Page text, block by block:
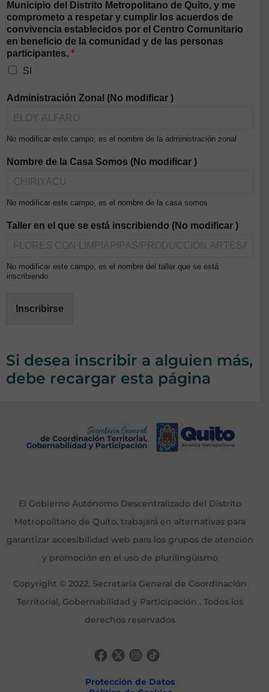
Municipio del Distrito Metropolitano de Quito, y me
comprometo a respetar y cumplir los acuerdos de
convivencia establecidos por el Centro Comunitario
en beneficio de la comunidad y de las personas
participantes. *
SI
Administración Zonal (No modificar )
No modificar este campo, es el nombre de la administración zonal
Nombre de la Casa Somos (No modificar )
No modificar este campo, es el nombre de la casa somos
Taller en el que se está inscribiendo (No modificar )
No modificar este campo, es el nombre del taller que se está
inscribiendo
Inscribirse
Si desea inscribir a alguien más,
debe recargar esta página
El Gobierno Autónomo Descentralizado del Distrito
Metropolitano de Quito, trabajará en alternativas para
garantizar accesibilidad web para los grupos de atención
y promoción en el uso de plurilingüismo
Copyright © 2022, Secretaría General de Coordinación
Territorial, Gobernabilidad y Participación . Todos los
derechos reservados
Protección de Datos